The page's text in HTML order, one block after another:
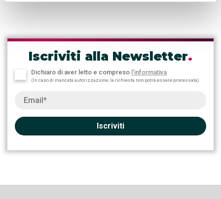
Iscriviti alla Newsletter.
Dichiaro di aver letto e compreso l’informativa
(In caso di mancata autorizzazione, la richiesta non potrà essere processata)
Iscriviti